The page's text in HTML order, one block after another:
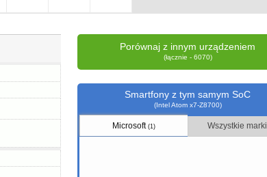
Porównaj z innym urządzeniem
(łącznie - 6070)
Smartfony z tym samym SoC
(Intel Atom x7-Z8700)
Microsoft (1) Wszystkie marki